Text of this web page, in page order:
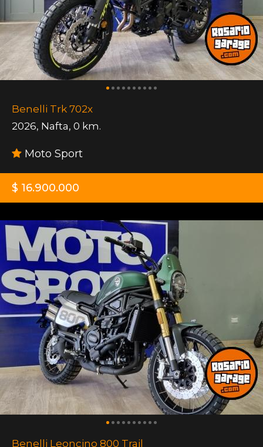
Benelli Trk 702x
2026, Nafta, 0 km.
Moto Sport
$ 16.900.000
Benelli Leoncino 800 Trail